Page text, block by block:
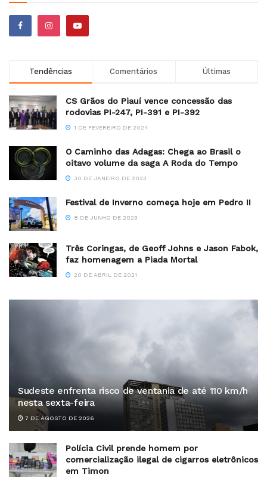
Tendências Comentários Últimas
CS Grãos do Piauí vence concessão das
rodovias PI-247, PI-391 e PI-392
1 DE FEVEREIRO DE 2024
O Caminho das Adagas: Chega ao Brasil o
oitavo volume da saga A Roda do Tempo
30 DE JANEIRO DE 2023
Festival de Inverno começa hoje em Pedro II
8 DE JUNHO DE 2023
Três Coringas, de Geoff Johns e Jason Fabok,
faz homenagem a Piada Mortal
20 DE ABRIL DE 2021
Sudeste enfrenta risco de ventania de até 110 km/h
nesta sexta-feira
7 DE AGOSTO DE 2026
Polícia Civil prende homem por
comercialização ilegal de cigarros eletrônicos
em Timon